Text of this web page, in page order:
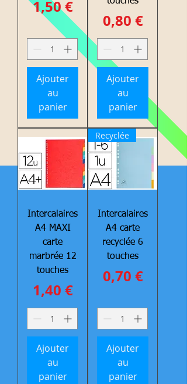
Prix
1,50 €
Ajouter
au
panier
Prix
0,80 €
Ajouter
au
panier
Intercalaires
A4 MAXI
carte
marbrée 12
touches
Prix
1,40 €
Ajouter
au
panier
Recyclée
Intercalaires
A4 carte
recyclée 6
touches
Prix
0,70 €
Ajouter
au
panier